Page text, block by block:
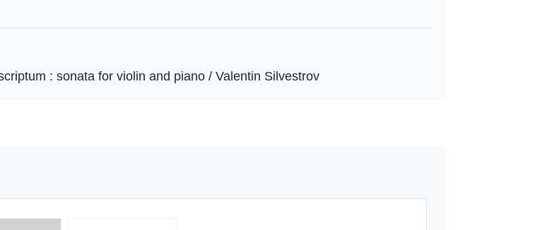
: sonata for violin and piano / Valentin Silvestrov